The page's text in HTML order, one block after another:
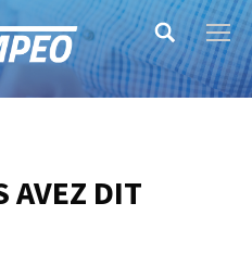
Search:
AVEZ DIT